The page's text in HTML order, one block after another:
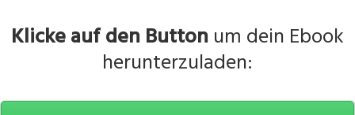
Klicke auf den Button um dein Ebook
herunterzuladen: